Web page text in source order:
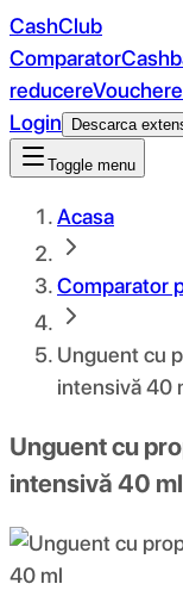
CashClub
Comparator
reducereVouchere
Login
Descarca
Toggle menu
Acasa
Comparator
Unguent cu
intensivă 40
Unguent cu
intensivă 40 ml